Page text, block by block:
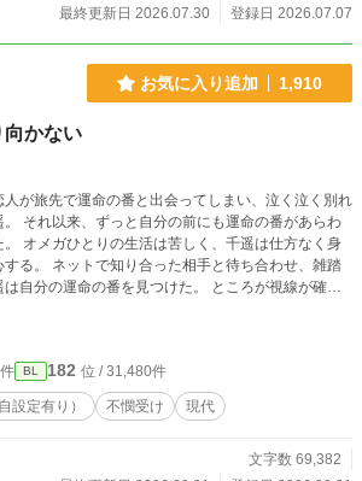
もを残したくないライアスにとって、子どものでき
いコンプレックスを持っているレイノの心は徐々に焦
スへの恋心も自覚しはじめた時に、レイノははじめ
責められ続け自ら命を断とうとしたオメガが、愛
り母となる物語。
最終更新日 2026.07.30
登録日 2026.07.07
お気に入り追加 1,910
向かない
が旅先で運命の番と出会ってしまい、泣く泣く別れ
それ以来、ずっと自分の前にも運命の番があらわ
オメガひとりの生活は苦しく、千遥は仕方なく身
る。 ネットで知り合った相手と待ち合わせ、雑踏
自分の運命の番を見つけた。 ところが視線が確か
を避けるように去っていく。彼の隣には美しいオメ
わりしてます。 完結しました！ありが
BL 182 位 / 31,480件
設定有り） 不憫受け 現代
文字数 69,382